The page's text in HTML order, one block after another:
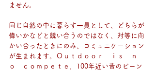
ません。
同じ自然の中に暮らす一員として、どちらが
偉いかなどと競い合うのではなく、対等に向
かい合ったときにのみ、コミュニケーション
が生まれます。Ｏｕｔｄｏｏｒ　ｉｓ　ｎ
ｏ　ｃｏｍｐｅｔｅ．100年近い昔のビーン